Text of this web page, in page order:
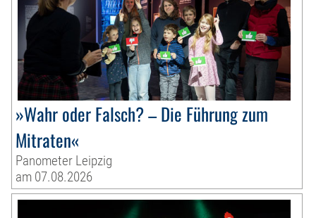
»Wahr oder Falsch? – Die Führung zum
Mitraten«
Panometer Leipzig
am 07.08.2026